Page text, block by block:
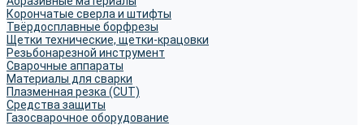
Корончатые сверла и штифты
Твёрдосплавные борфрезы
Щетки технические, щетки-крацовки
Резьбонарезной инструмент
Сварочные аппараты
Материалы для сварки
Плазменная резка (CUT)
Средства защиты
Газосварочное оборудование